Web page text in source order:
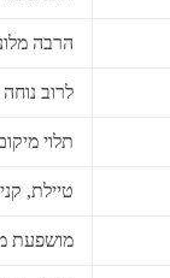
הרבה
לרוב
תלוי
טיילת,
מושפעת